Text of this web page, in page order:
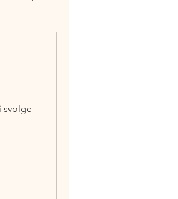
svolge